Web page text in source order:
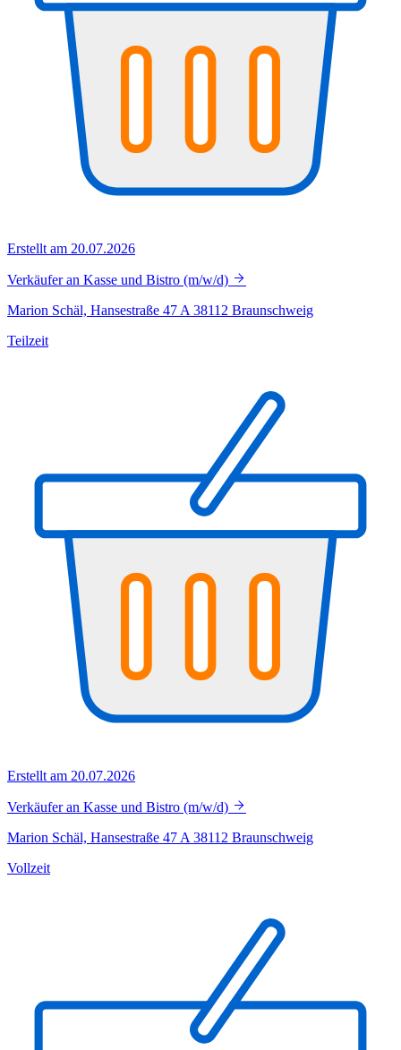
Erstellt am 20.07.2026
Verkäufer an Kasse und Bistro (m/w/d)
Marion Schäl, Hansestraße 47 A 38112 Braunschweig
Teilzeit
Erstellt am 20.07.2026
Verkäufer an Kasse und Bistro (m/w/d)
Marion Schäl, Hansestraße 47 A 38112 Braunschweig
Vollzeit